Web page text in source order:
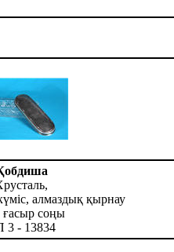
алмаздық қырнау
соңы
3 - 13834